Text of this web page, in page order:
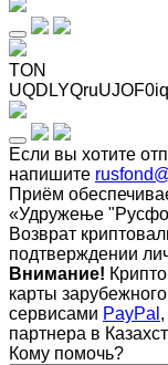
TON
Если вы хотите
напишите
Приём
«Удружење
Возврат
подтверждении
Внимание!
карты
сервисами PayPal ,
партнера в
Кому помочь?